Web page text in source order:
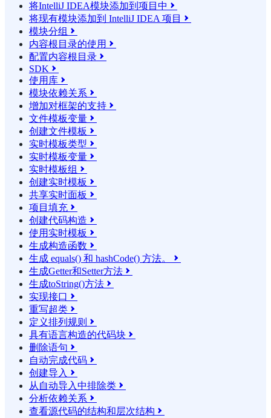
将IntelliJ IDEA模块添加到项目中 
将现有模块添加到 IntelliJ IDEA 项目 
模块分组 
内容根目录的使用 
配置内容根目录 
SDK 
使用库 
模块依赖关系 
增加对框架的支持 
文件模板变量 
创建文件模板 
实时模板类型 
实时模板变量 
实时模板组 
创建实时模板 
共享实时面板 
项目填充 
创建代码构造 
使用实时模板 
生成构造函数 
生成 equals() 和 hashCode() 方法。 
生成Getter和Setter方法 
生成toString()方法 
实现接口 
重写超类 
定义排列规则 
具有语言构造的代码块 
删除语句 
自动完成代码 
创建导入 
从自动导入中排除类 
分析依赖关系 
查看源代码的结构和层次结构 